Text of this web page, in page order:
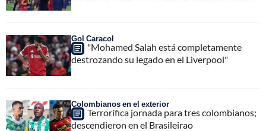
Gol Caracol
"Mohamed Salah está completamente
destrozando su legado en el Liverpool"
Colombianos en el exterior
Terrorífica jornada para tres colombianos;
descendieron en el Brasileirao